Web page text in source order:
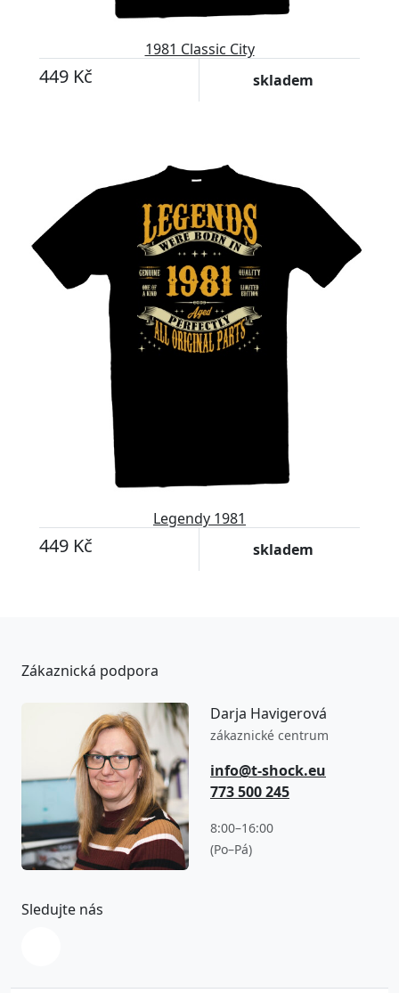
1981 Classic City
449 Kč skladem
Legendy 1981
449 Kč skladem
Zákaznická podpora
Darja Havigerová
zákaznické centrum
info@t-shock.eu
773 500 245
8:00–16:00
(Po–Pá)
Sledujte nás